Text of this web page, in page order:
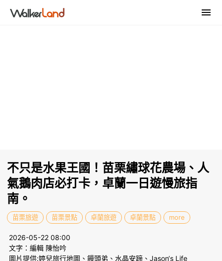
不只是水果王國！苗栗繡球花農場、人
氣鵝肉店必打卡，卓蘭一日遊慢旅指
南。
苗栗旅遊 苗栗景點 卓蘭旅遊 卓蘭景點 more
2026-05-22 08:00
文字：編輯 陳怡吟
圖片提供:婷兒旅行地圖、饅頭弟、水晶安蹄、Jason‘s Life